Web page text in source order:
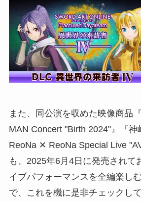
また、同公演を収めた映像商品
MAN Concert "Birth 2024"』『神
ReoNa ✕ ReoNa Special Live
も、2025年6月4日に発売されて
イブパフォーマンスを全編楽し
で、これを機に是非チェックし